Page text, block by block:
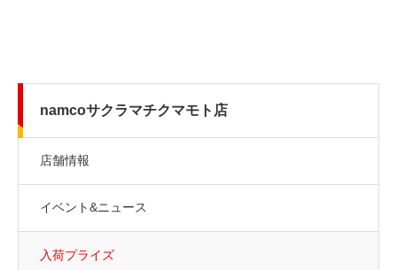
namcoサクラマチクマモト店
店舗情報
イベント&ニュース
入荷プライズ